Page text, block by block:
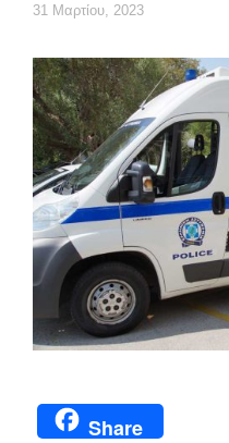
31 Μαρτίου, 2023
Share